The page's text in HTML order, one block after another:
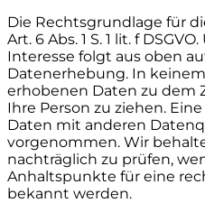
Die Rechtsgrundlage für
Art. 6 Abs. 1 S. 1 lit. f
Interesse folgt aus oben
Datenerhebung. In
erhobenen Daten zu dem
Ihre Person zu ziehen.
Daten mit anderen
vorgenommen. Wir
nachträglich zu prüfen,
Anhaltspunkte für eine
bekannt werden.